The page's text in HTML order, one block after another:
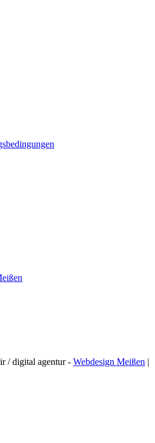
/ digital agentur - Webdesign Meißen |